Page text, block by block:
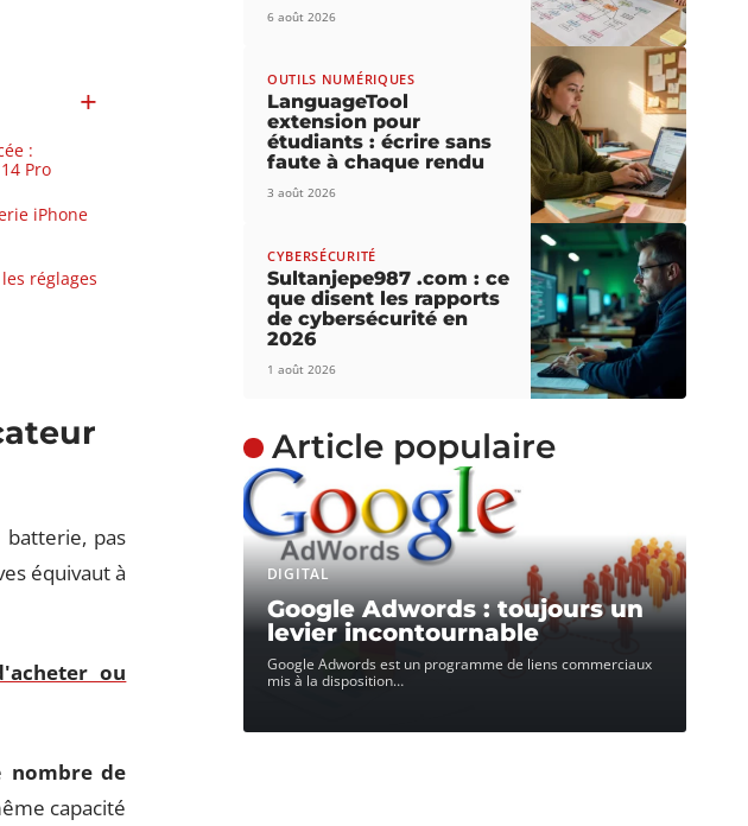
:
Pro
iPhone
réglages
batterie, pas
équivaut à
ou
nombre de
capacité
6 août 2026
OUTILS NUMÉRIQUES
LanguageTool
extension pour
étudiants : écrire sans
faute à chaque rendu
3 août 2026
CYBERSÉCURITÉ
Sultanjepe987 .com : ce
que disent les rapports
de cybersécurité en
2026
1 août 2026
Article populaire
DIGITAL
Google Adwords : toujours un
levier incontournable
Google Adwords est un programme de liens commerciaux
mis à la disposition…